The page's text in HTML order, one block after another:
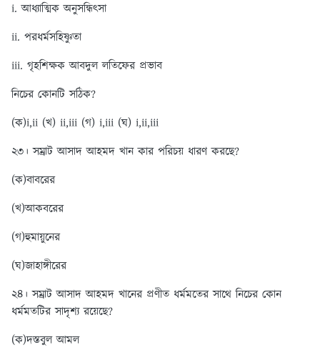
i. আধ্যাত্মিক অনুসন্ধিৎসা
ii. পরধর্মসহিষ্ণুতা
iii. গৃহশিক্ষক আবদুল লতিফের প্রভাব
নিচের কোনটি সঠিক?
(ক)i,ii (খ) ii,iii (গ) i,iii (ঘ) i,ii,iii
২৩। সম্রাট আসাদ আহমদ খান কার পরিচয় ধারণ করছে?
(ক)বাবরের
(খ)আকবরের
(গ)হুমায়ুনের
(ঘ)জাহাঙ্গীরের
২৪। সম্রাট আসাদ আহমদ খানের প্রণীত ধর্মমতের সাথে নিচের কোন
ধর্মমতটির সাদৃশ্য রয়েছে?
(ক)দস্তবুল আমল